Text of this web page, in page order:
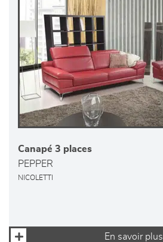
Canapé 3 places
PEPPER
NICOLETTI
En savoir plus